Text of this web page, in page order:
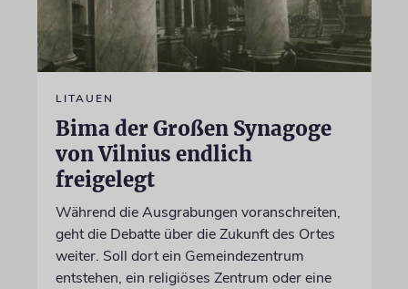
LITAUEN
Bima der Großen Synagoge
von Vilnius endlich
freigelegt
Während die Ausgrabungen voranschreiten,
geht die Debatte über die Zukunft des Ortes
weiter. Soll dort ein Gemeindezentrum
entstehen, ein religiöses Zentrum oder eine